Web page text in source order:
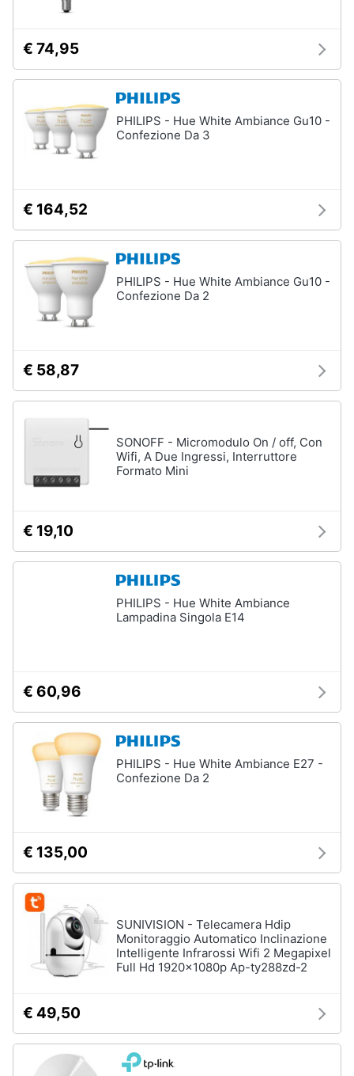
€ 74,95
PHILIPS - Hue White Ambiance Gu10 -
Confezione Da 3
€ 164,52
PHILIPS - Hue White Ambiance Gu10 -
Confezione Da 2
€ 58,87
SONOFF - Micromodulo On / off, Con
Wifi, A Due Ingressi, Interruttore
Formato Mini
€ 19,10
PHILIPS - Hue White Ambiance
Lampadina Singola E14
€ 60,96
PHILIPS - Hue White Ambiance E27 -
Confezione Da 2
€ 135,00
SUNIVISION - Telecamera Hdip
Monitoraggio Automatico Inclinazione
Intelligente Infrarossi Wifi 2 Megapixel
Full Hd 1920x1080p Ap-ty288zd-2
€ 49,50